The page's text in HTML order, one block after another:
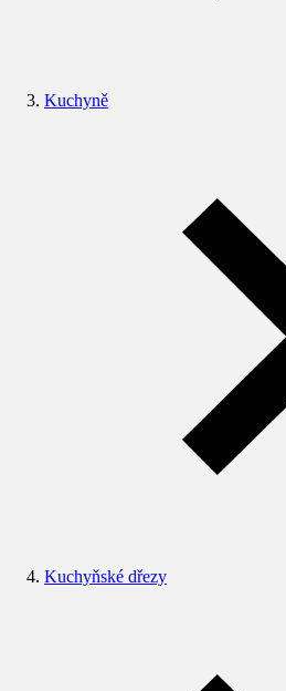
Kuchyně
Kuchyňské dřezy